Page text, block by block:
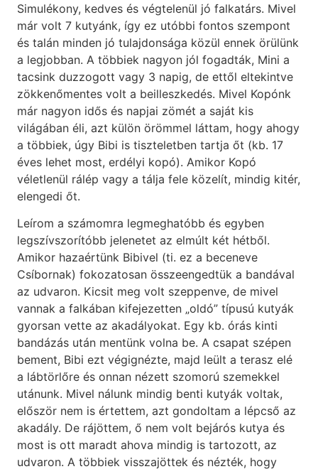
Simulékony, kedves és végtelenül jó falkatárs. Mivel
már volt 7 kutyánk, így ez utóbbi fontos szempont
és talán minden jó tulajdonsága közül ennek örülünk
a legjobban. A többiek nagyon jól fogadták, Mini a
tacsink duzzogott vagy 3 napig, de ettől eltekintve
zökkenőmentes volt a beilleszkedés. Mivel Kopónk
már nagyon idős és napjai zömét a saját kis
világában éli, azt külön örömmel láttam, hogy ahogy
a többiek, úgy Bibi is tiszteletben tartja őt (kb. 17
éves lehet most, erdélyi kopó). Amikor Kopó
véletlenül rálép vagy a tálja fele közelít, mindig kitér,
elengedi őt.
Leírom a számomra legmeghatóbb és egyben
legszívszorítóbb jelenetet az elmúlt két hétből.
Amikor hazaértünk Bibivel (ti. ez a beceneve
Csíbornak) fokozatosan összeengedtük a bandával
az udvaron. Kicsit meg volt szeppenve, de mivel
vannak a falkában kifejezetten „oldó” típusú kutyák
gyorsan vette az akadályokat. Egy kb. órás kinti
bandázás után mentünk volna be. A csapat szépen
bement, Bibi ezt végignézte, majd leült a terasz elé
a lábtörlőre és onnan nézett szomorú szemekkel
utánunk. Mivel nálunk mindig benti kutyák voltak,
először nem is értettem, azt gondoltam a lépcső az
akadály. De rájöttem, ő nem volt bejárós kutya és
most is ott maradt ahova mindig is tartozott, az
udvaron. A többiek visszajöttek és nézték, hogy